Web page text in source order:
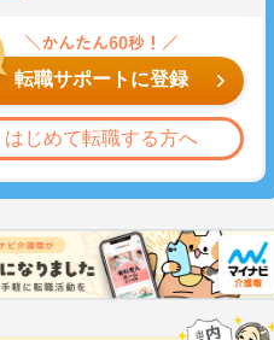
転職サポートに登録
はじめて転職する方へ